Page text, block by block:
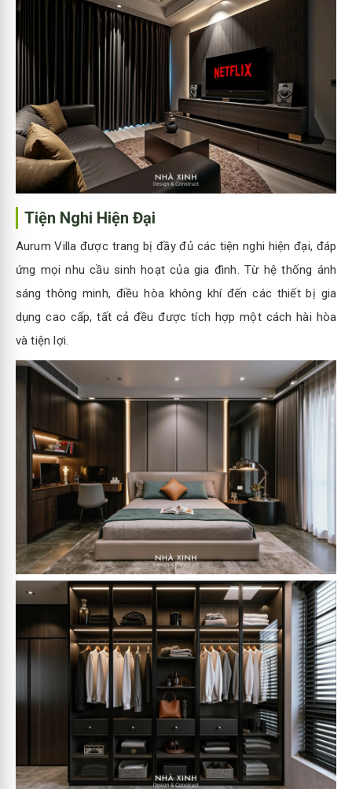
Tiện Nghi Hiện Đại
Aurum Villa được trang bị đầy đủ các tiện nghi hiện đại, đáp
ứng mọi nhu cầu sinh hoạt của gia đình. Từ hệ thống ánh
sáng thông minh, điều hòa không khí đến các thiết bị gia
dụng cao cấp, tất cả đều được tích hợp một cách hài hòa
và tiện lợi.